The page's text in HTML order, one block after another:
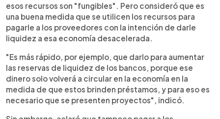
esos recursos son "fungibles". Pero consideró que es
una buena medida que se utilicen los recursos para
pagarle a los proveedores con la intención de darle
liquidez a esa economía desacelerada.
"Es más rápido, por ejemplo, que darlo para aumentar
las reservas de liquidez de los bancos, porque ese
dinero solo volverá a circular en la economía en la
medida de que estos brinden préstamos, y para eso es
necesario que se presenten proyectos", indicó.